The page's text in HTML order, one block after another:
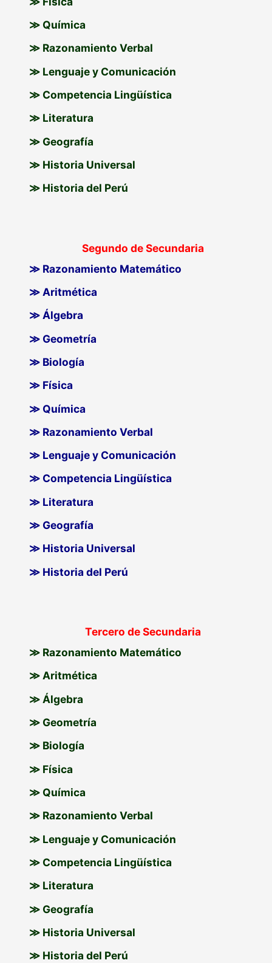
≫ Química
≫ Razonamiento Verbal
≫ Lenguaje y Comunicación
≫ Competencia Lingüística
≫ Literatura
≫ Geografía
≫ Historia Universal
≫ Historia del Perú
Segundo de Secundaria
≫ Razonamiento Matemático
≫ Aritmética
≫ Álgebra
≫ Geometría
≫ Biología
≫ Física
≫ Química
≫ Razonamiento Verbal
≫ Lenguaje y Comunicación
≫ Competencia Lingüística
≫ Literatura
≫ Geografía
≫ Historia Universal
≫ Historia del Perú
Tercero de Secundaria
≫ Razonamiento Matemático
≫ Aritmética
≫ Álgebra
≫ Geometría
≫ Biología
≫ Física
≫ Química
≫ Razonamiento Verbal
≫ Lenguaje y Comunicación
≫ Competencia Lingüística
≫ Literatura
≫ Geografía
≫ Historia Universal
≫ Historia del Perú